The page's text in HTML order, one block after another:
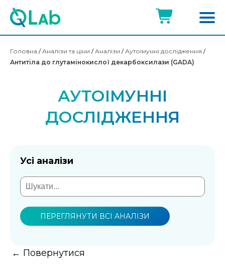
Головна /Аналізи та ціни /Аналізи /Аутоімунні дослідження /
Антитіла до глутамінокислої декарбоксилази (GADA)
АУТОІМУННІ
ДОСЛІДЖЕННЯ
Усі аналізи
ПЕРЕГЛЯНУТИ ВСІ АНАЛІЗИ
← Повернутися